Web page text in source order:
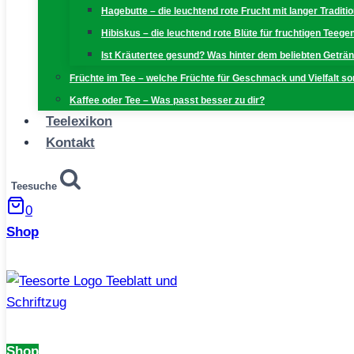
Hagebutte – die leuchtend rote Frucht mit langer
Hibiskus – die leuchtend rote Blüte für fruchtigen
Ist Kräutertee gesund? Was hinter dem beliebten
Früchte im Tee – welche Früchte für Geschmack und Vielfalt
Kaffee oder Tee – Was passt besser zu dir?
Teelexikon
Kontakt
Teesuche
0
Shop